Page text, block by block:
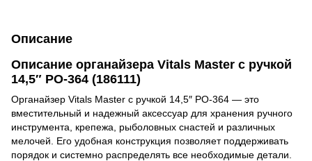
Описание
Описание органайзера Vitals Master с ручкой
14,5″ PO-364 (186111)
Органайзер Vitals Master с ручкой 14,5″ PO-364 — это
вместительный и надежный аксессуар для хранения ручного
инструмента, крепежа, рыболовных снастей и различных
мелочей. Его удобная конструкция позволяет поддерживать
порядок и системно распределять все необходимые детали.